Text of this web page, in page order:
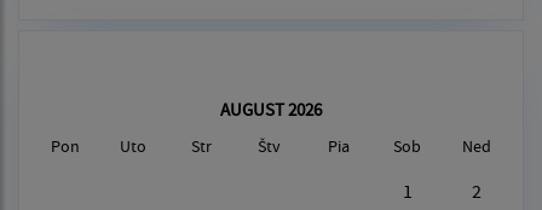
AUGUST 2026
Pon Uto Str Štv Pia Sob Ned
1 2